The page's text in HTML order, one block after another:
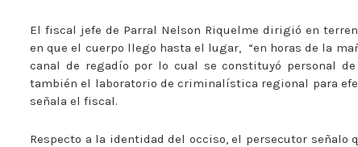
El fiscal jefe de Parral Nelson Riquelme dirigió en
en que el cuerpo llego hasta el lugar, “en horas de la
canal de regadío por lo cual se constituyó personal
también el laboratorio de criminalística regional para
señala el fiscal.
Respecto a la identidad del occiso, el persecutor